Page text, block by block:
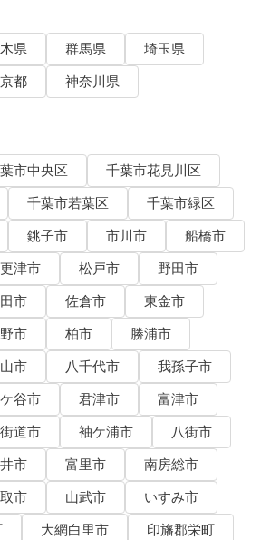
県 群馬県
埼玉県
都 神奈川県
市中央区
千葉市花見川区
千葉市若葉区
千葉市緑区
銚子市 市川市
船橋市
津市 松戸市
野田市
市 佐倉市
東金市
市 柏市
勝浦市
市 八千代市
我孫子市
谷市 君津市
富津市
道市 袖ケ浦市
八街市
市 富里市
南房総市
市 山武市
いすみ市
大網白里市
印旛郡栄町